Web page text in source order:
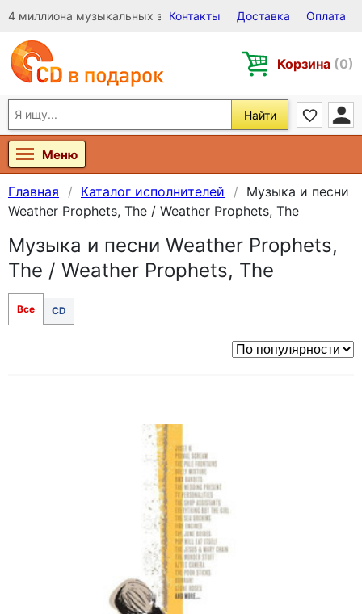
4 миллиона музыкальных записей на Виниле, CD и DVD
Контакты Доставка Оплата
Корзина (0)
Найти
Меню
Главная Каталог исполнителей
Музыка и песни
Weather Prophets, The / Weather Prophets, The
Музыка и песни Weather Prophets,
The / Weather Prophets, The
Все CD